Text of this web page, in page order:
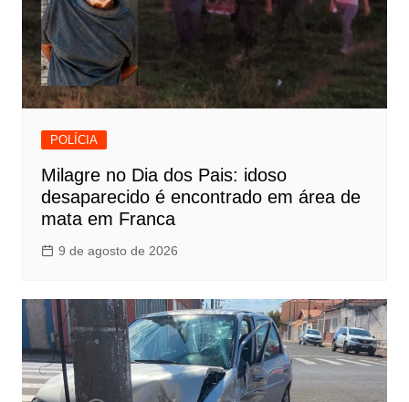
POLÍCIA
Milagre no Dia dos Pais: idoso
desaparecido é encontrado em área de
mata em Franca
9 de agosto de 2026